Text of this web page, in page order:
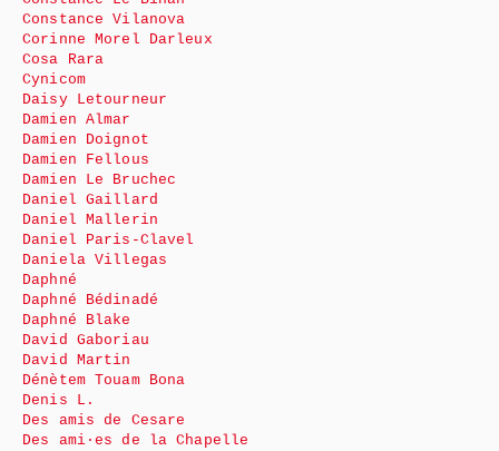
Constance Vilanova
Corinne Morel Darleux
Cosa Rara
Cynicom
Daisy Letourneur
Damien Almar
Damien Doignot
Damien Fellous
Damien Le Bruchec
Daniel Gaillard
Daniel Mallerin
Daniel Paris-Clavel
Daniela Villegas
Daphné
Daphné Bédinadé
Daphné Blake
David Gaboriau
David Martin
Dénètem Touam Bona
Denis L.
Des amis de Cesare
Des ami·es de la Chapelle